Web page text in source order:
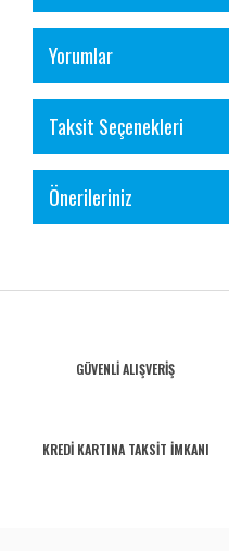
Yorumlar
Taksit Seçenekleri
Önerileriniz
GÜVENLİ ALIŞVERİŞ
KREDİ KARTINA TAKSİT İMKANI